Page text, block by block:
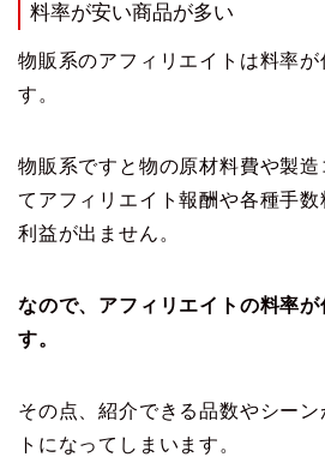
料率が安い商品が多い
物販系のアフィリエイトは料率
す。
物販系ですと物の原材料費や製造
てアフィリエイト報酬や各種手数
利益が出ません。
なので、アフィリエイトの料率
す。
その点、紹介できる品数やシー
トになってしまいます。